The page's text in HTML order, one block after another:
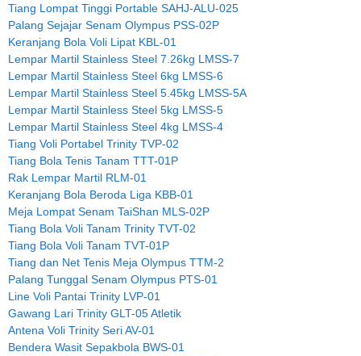
Tiang Lompat Tinggi Portable SAHJ-ALU-025
Palang Sejajar Senam Olympus PSS-02P
Keranjang Bola Voli Lipat KBL-01
Lempar Martil Stainless Steel 7.26kg LMSS-7
Lempar Martil Stainless Steel 6kg LMSS-6
Lempar Martil Stainless Steel 5.45kg LMSS-5A
Lempar Martil Stainless Steel 5kg LMSS-5
Lempar Martil Stainless Steel 4kg LMSS-4
Tiang Voli Portabel Trinity TVP-02
Tiang Bola Tenis Tanam TTT-01P
Rak Lempar Martil RLM-01
Keranjang Bola Beroda Liga KBB-01
Meja Lompat Senam TaiShan MLS-02P
Tiang Bola Voli Tanam Trinity TVT-02
Tiang Bola Voli Tanam TVT-01P
Tiang dan Net Tenis Meja Olympus TTM-2
Palang Tunggal Senam Olympus PTS-01
Line Voli Pantai Trinity LVP-01
Gawang Lari Trinity GLT-05 Atletik
Antena Voli Trinity Seri AV-01
Bendera Wasit Sepakbola BWS-01